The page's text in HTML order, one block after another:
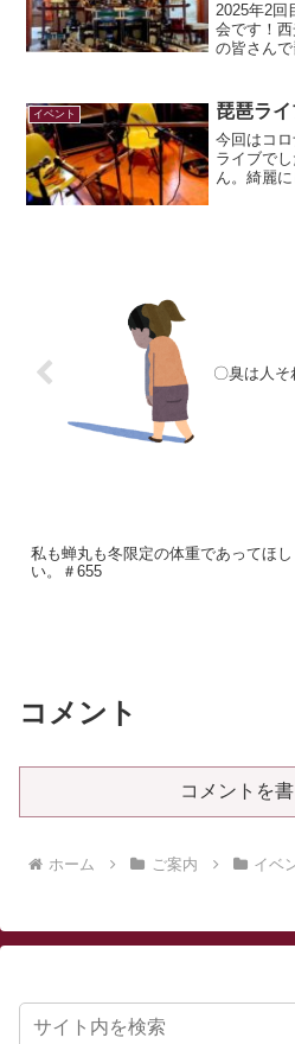
2025年2回
会です！
の皆さん
す。●日
開場：13...
イベント 琵琶ラ
今回はコ
ライブで
ん。綺麗
〇臭は人そ
私も蝉丸も冬限定の体重であってほし
い。＃655
コメント
コメントを
ホーム ご案内 イベ